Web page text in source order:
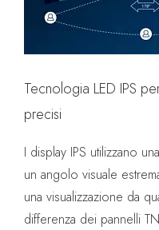
Tecnologia LED IPS
precisi
I display IPS utilizzano
un angolo visuale
una visualizzazione da
differenza dei pannelli